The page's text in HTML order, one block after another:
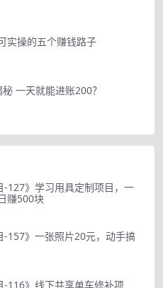
实操的五个赚钱路子
一天就能进账200？
-127》学习用具定制项目，一
赚500块
-157》一张照片20元，动手搞
-116》线下共享单车修补项